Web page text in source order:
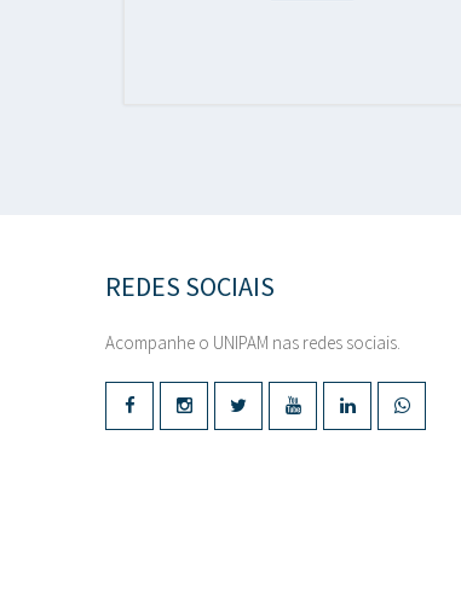
REDES SOCIAIS
Acompanhe o UNIPAM nas redes sociais.